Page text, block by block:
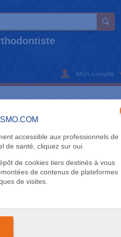
Mon compte
accessible aux professionnels de
de santé, cliquez sur oui.
de cookies tiers destinés à vous
de contenus de plateformes
de visites.
PRODUITS
Javel dose
Eau Ecarlate
La boîte de 112 pastilles